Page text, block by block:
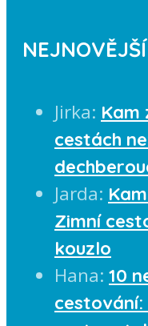
Jirka: Kam
cestách
Jarda:
Zimní
kouzlo
Hana: 10
cestování: